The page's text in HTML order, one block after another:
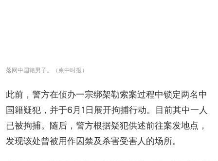
落网中国籍男子。（柬中时报）
此前，警方在侦办一宗绑架勒索案过程中锁定两名中
国籍疑犯，并于6月1日展开拘捕行动。目前其中一人
已被拘捕。随后，警方根据疑犯供述前往案发地点，
发现该处曾被用作囚禁及杀害受害人的场所。